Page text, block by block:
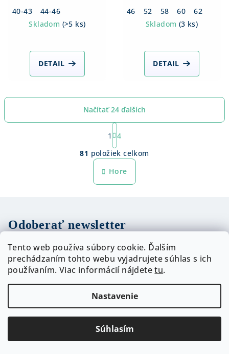
Tento web používa súbory cookie. Ďalším
prechádzaním tohto webu vyjadrujete súhlas s ich
používaním. Viac informácií nájdetetu.
Nastavenie
Súhlasím
40-43
44-46
Skladom (>5 ks)
DETAIL
46
52 58 60
62
Skladom (3 ks)
DETAIL
O
v
l
i
p
r
v
k
y
v
p
Načítať 24 ďalších
S
t
r
á
k
o
i
e
1
4
81 položiek celkom
Hore
Odoberať newsletter
Email
Vložením e-mailu súhlasíte s podmienkami ochrany
osobných údajov
PRIHLÁSIŤ SA
Z